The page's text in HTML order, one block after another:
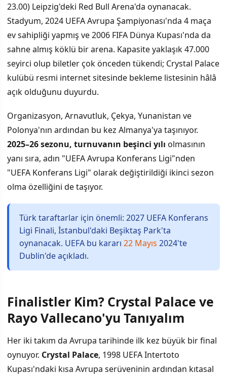
Konferans Ligi Kupası Kazanana Ne Veriyor?
Neden Tüm Avrupa Bu Finali Konuşuyor?
Türkiye Bağlantısı: 2027 Finali Beşiktaş Park'ta
Kaynaklar
23.00) Leipzig'deki Red Bull Arena'da oynanacak.
Stadyum, 2024 UEFA Avrupa Şampiyonası'nda 4 maça
ev sahipliği yapmış ve 2006 FIFA Dünya Kupası'nda da
sahne almış köklü bir arena. Kapasite yaklaşık 47.000
seyirci olup biletler çok önceden tükendi; Crystal Palace
kulübü resmi internet sitesinde bekleme listesinin hâlâ
açık olduğunu duyurdu.
Organizasyon, Arnavutluk, Çekya, Yunanistan ve
Polonya'nın ardından bu kez Almanya'ya taşınıyor.
2025–26 sezonu, turnuvanın beşinci yılı olmasının
yanı sıra, adın "UEFA Avrupa Konferans Ligi"nden
"UEFA Konferans Ligi" olarak değiştirildiği ikinci sezon
olma özelliğini de taşıyor.
Türk taraftarlar için önemli: 2027 UEFA Konferans
Ligi Finali, İstanbul'daki Beşiktaş Park'ta
oynanacak. UEFA bu kararı 22 Mayıs 2024'te
Dublin'de açıkladı.
Finalistler Kim? Crystal Palace ve
Rayo Vallecano'yu Tanıyalım
Her iki takım da Avrupa tarihinde ilk kez büyük bir final
oynuyor. Crystal Palace, 1998 UEFA Intertoto
Kupası'ndaki kısa Avrupa serüveninin ardından kıtasal